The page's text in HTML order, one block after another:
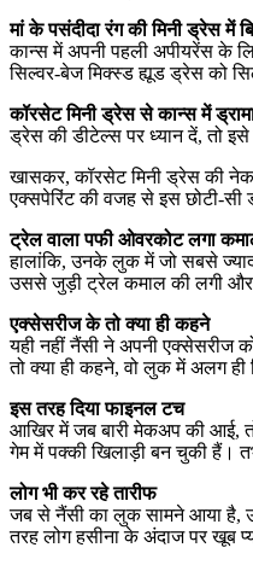
मां के पसंदीदा रंग की मिनी ड्रेस में
कान्स में अपनी पहली अपीयरेंस के
सिल्वर-बेज मिक्स्ड ह्यूड ड्रेस को
कॉरसेट मिनी ड्रेस से कान्स में
ड्रेस की डीटेल्स पर ध्यान दें, तो
खासकर, कॉरसेट मिनी ड्रेस की
एक्सपेरिंट की वजह से इस छोटी-सी
ट्रेल वाला पफी ओवरकोट लगा
हालांकि, उनके लुक में जो सबसे
उससे जुड़ी ट्रेल कमाल की लगी और
एक्सेसरीज के तो क्या ही कहने
यही नहीं नैंसी ने अपनी एक्सेसरीज
तो क्या ही कहने, वो लुक में अलग ही
इस तरह दिया फाइनल टच
आखिर में जब बारी मेकअप की आई,
गेम में पक्की खिलाड़ी बन चुकी हैं।
लोग भी कर रहे तारीफ
जब से नैंसी का लुक सामने आया है,
तरह लोग हसीना के अंदाज पर खूब